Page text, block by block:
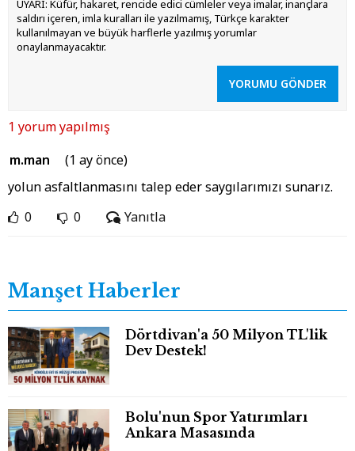
UYARI: Küfür, hakaret, rencide edici cümleler veya imalar, inançlara
saldırı içeren, imla kuralları ile yazılmamış, Türkçe karakter
kullanılmayan ve büyük harflerle yazılmış yorumlar
onaylanmayacaktır.
YORUMU GÖNDER
1 yorum yapılmış
m.man
(1 ay önce)
yolun asfaltlanmasını talep eder saygılarımızı sunarız.
0
0 Yanıtla
Manşet Haberler
Dörtdivan'a 50 Milyon TL'lik
Dev Destek!
Bolu'nun Spor Yatırımları
Ankara Masasında